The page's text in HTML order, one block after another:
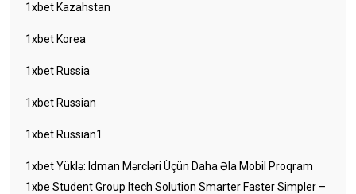
1xbet Kazahstan
1xbet Korea
1xbet Russia
1xbet Russian
1xbet Russian1
1xbet Yüklə: Idman Mərcləri Üçün Daha Əla Mobil Proqram
1xbe Student Group Itech Solution Smarter Faster Simpler –